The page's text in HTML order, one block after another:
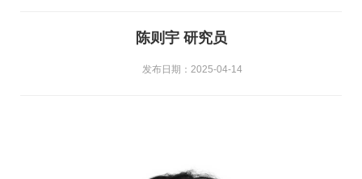
陈则宇 研究员
发布日期：2025-04-14